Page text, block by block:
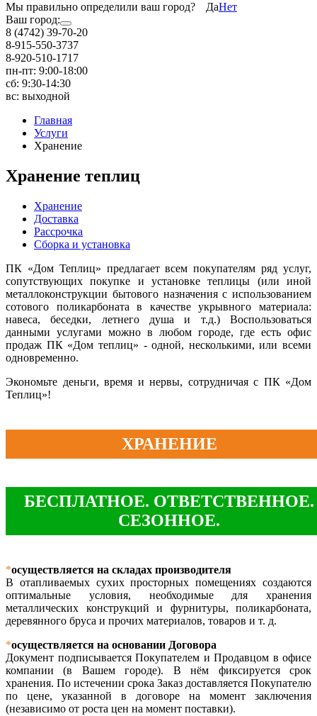
Мы правильно определили ваш город? ДаНет
Ваш город:
8 (4742) 39-70-20
8-915-550-3737
8-920-510-1717
пн-пт: 9:00-18:00
сб: 9:30-14:30
вс: выходной
Главная
Услуги
Хранение
Хранение теплиц
Хранение
Доставка
Рассрочка
Сборка и установка
ПК «Дом Теплиц» предлагает всем покупателям ряд услуг,
сопутствующих покупке и установке теплицы (или иной
металлоконструкции бытового назначения с использованием
сотового поликарбоната в качестве укрывного материала:
навеса, беседки, летнего душа и т.д.) Воспользоваться
данными услугами можно в любом городе, где есть офис
продаж ПК «Дом теплиц» - одной, несколькими, или всеми
одновременно.
Экономьте деньги, время и нервы, сотрудничая с ПК «Дом
Теплиц»!
ХРАНЕНИЕ
БЕСПЛАТНОЕ. ОТВЕТСТВЕННОЕ.
СЕЗОННОЕ.
*осуществляется на складах производителя
В отапливаемых сухих просторных помещениях создаются
оптимальные условия, необходимые для хранения
металлических конструкций и фурнитуры, поликарбоната,
деревянного бруса и прочих материалов, товаров и т. д.
*осуществляется на основании Договора
Документ подписывается Покупателем и Продавцом в офисе
компании (в Вашем городе). В нём фиксируется срок
хранения. По истечении срока Заказ доставляется Покупателю
по цене, указанной в договоре на момент заключения
(независимо от роста цен на момент поставки).